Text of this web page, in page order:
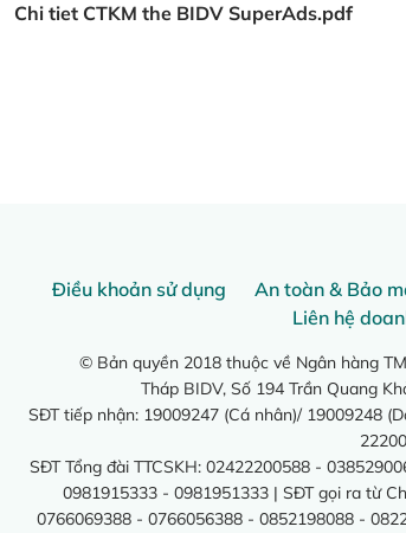
Chi tiet CTKM the BIDV SuperAds.pdf
Điều khoản sử dụng An toàn & Bảo
Liên hệ
© Bản quyền 2018 thuộc về Ngân hàng
Tháp BIDV, Số 194 Trần Quang
SĐT tiếp nhận: 19009247 (Cá nhân)/ 19009248
SĐT Tổng đài TTCSKH: 02422200588 -
0981915333 - 0981951333 | SĐT gọi ra từ
0766069388 - 0766056388 - 0852198088 -